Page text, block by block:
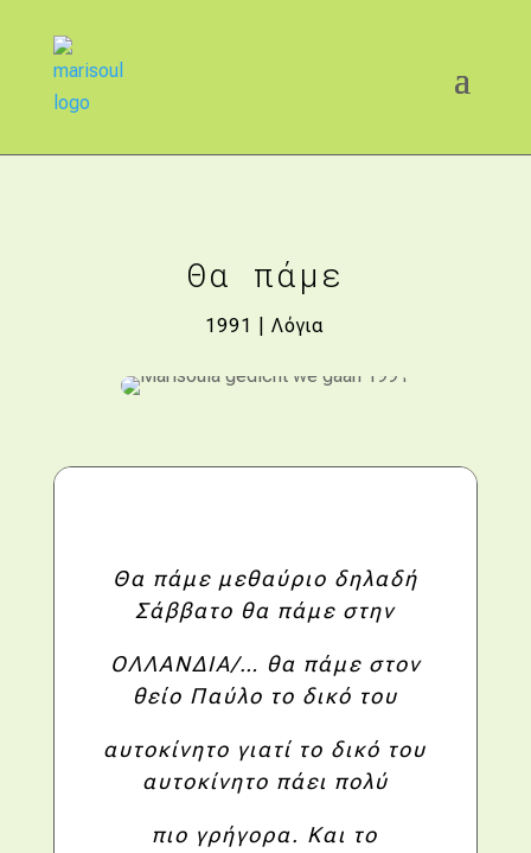
Θα πάμε
1991 |Λόγια
Θα πάμε μεθαύριο δηλαδή
Σάββατο θα πάμε στην
ΟΛΛΑΝΔΙΑ/… θα πάμε στον
θείο Παύλο το δικό του
αυτοκίνητο γιατί το δικό του
αυτοκίνητο πάει πολύ
πιο γρήγορα. Και το